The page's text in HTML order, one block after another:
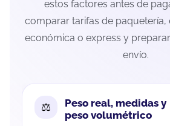
estos factores antes de
comparar tarifas de paquetería,
económica o express y
envío.
Peso real, medidas y
peso volumétrico